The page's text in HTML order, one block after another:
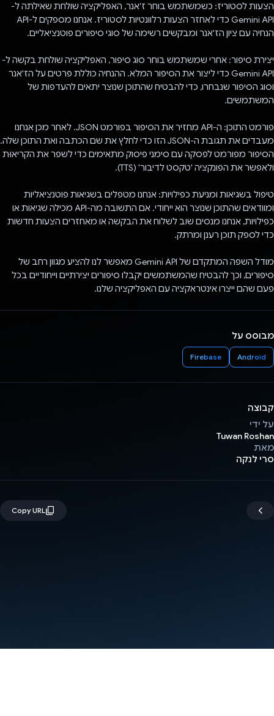
הצעות לסטוריז: כשמשתמש בוחר ז'אנר, האפליקציה שולחת שאילתה ל-
Gemini API כדי לאחזר הצעות רלוונטיות לסטוריז. אנחנו מספקים ל-API
הנחיה עם ציון הז'אנר ומבקשים רשימה של סוגי סיפורים פוטנציאליים.
יצירת סיפור: אחרי שמשתמש בוחר סוג סיפור, האפליקציה שולחת בקשה ל-
Gemini API כדי ליצור את הסיפור המלא. ההנחיה כוללת פרטים על הז'אנר
וסוג הסיפור שנבחרו, כדי להבטיח שהתוכן שנוצר יתאים להעדפות של
המשתמשים.
פורמט התוכן: ה-API מחזיר את הסיפור בפורמט JSON. לאחר מכן אנחנו
מעבדים את תגובת ה-JSON הזו כדי לחלץ את שם הכתבה ואת התוכן שלה.
הסיפור מפורמט לפסקה עם סימני פיסוק מתאימים כדי לשפר את הקריאוּת
ולאפשר את הפונקציה 'טקסט לדיבור' (TTS).
טיפול בשגיאות ומניעת כפילויות: אנחנו מטפלים בשגיאות פוטנציאליות
ומוודאים שהתוכן שנוצר הוא ייחודי. אם התשובה מה-API מכילה שגיאות או
כפילויות, אנחנו מנסים שוב לשלוח את הבקשה או מאחזרים הצעות חדשות
כדי לספק תוכן רענן ומרתק.
מודל השפה המתקדם של Gemini API מאפשר לנו להציע מגוון רחב של
סיפורים, וכך להבטיח שהמשתמשים יקבלו סיפורים יצירתיים וייחודיים בכל
פעם שהם ייצרו אינטראקציה עם האפליקציה שלנו.
מבוסס על
Android
Firebase
קבוצה
על ידי
Tuwan Roshan
מאת
סרי לנקה